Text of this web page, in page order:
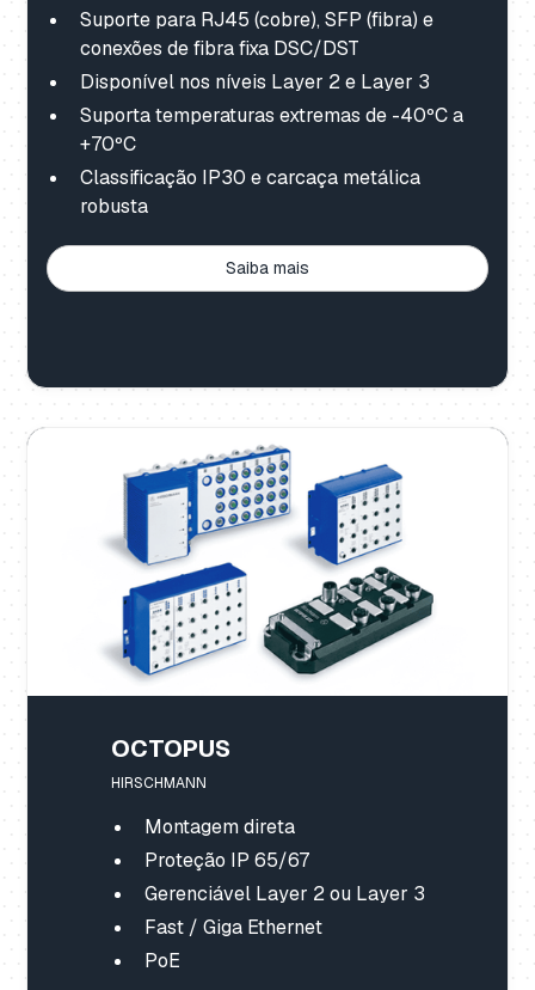
Suporte para RJ45 (cobre), SFP (fibra) e
conexões de fibra fixa DSC/DST
Disponível nos níveis Layer 2 e Layer 3
Suporta temperaturas extremas de -40ºC a
+70ºC
Classificação IP30 e carcaça metálica
robusta
Saiba mais
OCTOPUS
HIRSCHMANN
Montagem direta
Proteção IP 65/67
Gerenciável Layer 2 ou Layer 3
Fast / Giga Ethernet
PoE